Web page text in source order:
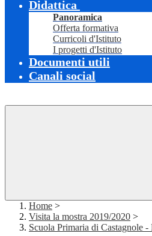
Didattica
Panoramica
Offerta formativa
Curricoli d'Istituto
I progetti d'Istituto
Documenti utili
Canali social
Home >
Visita la mostra 2019/2020 >
Scuola Primaria di Castagnole